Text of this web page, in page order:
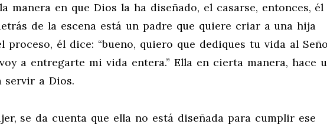
manera en que Dios la ha diseñado, el casarse, entonces, él
de la escena está un padre que quiere criar a una hija
él dice: “bueno, quiero que dediques tu vida al
a entregarte mi vida entera.” Ella en cierta manera, hace
servir a Dios.
se da cuenta que ella no está diseñada para cumplir ese